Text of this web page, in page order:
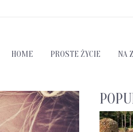
HOME PROSTE ŻYCIE NA